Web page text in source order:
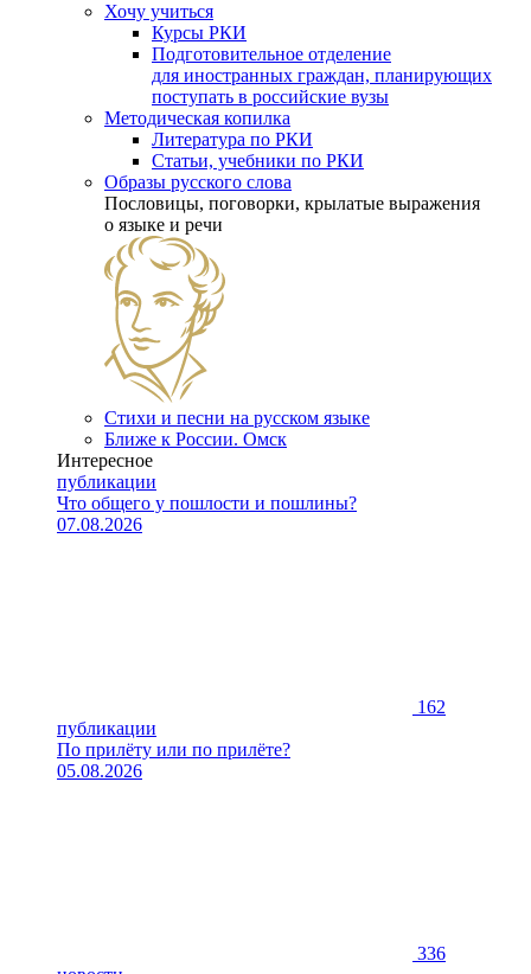
Хочу учиться
Курсы РКИ
Подготовительное отделение
для иностранных граждан, планирующих
поступать в российские вузы
Методическая копилка
Литература по РКИ
Статьи, учебники по РКИ
Образы русского слова
Пословицы, поговорки, крылатые выражения
о языке и речи
Стихи и песни на русском языке
Ближе к России. Омск
Интересное
публикации
Что общего у пошлости и пошлины?
07.08.2026
162
публикации
По прилёту или по прилёте?
05.08.2026
336